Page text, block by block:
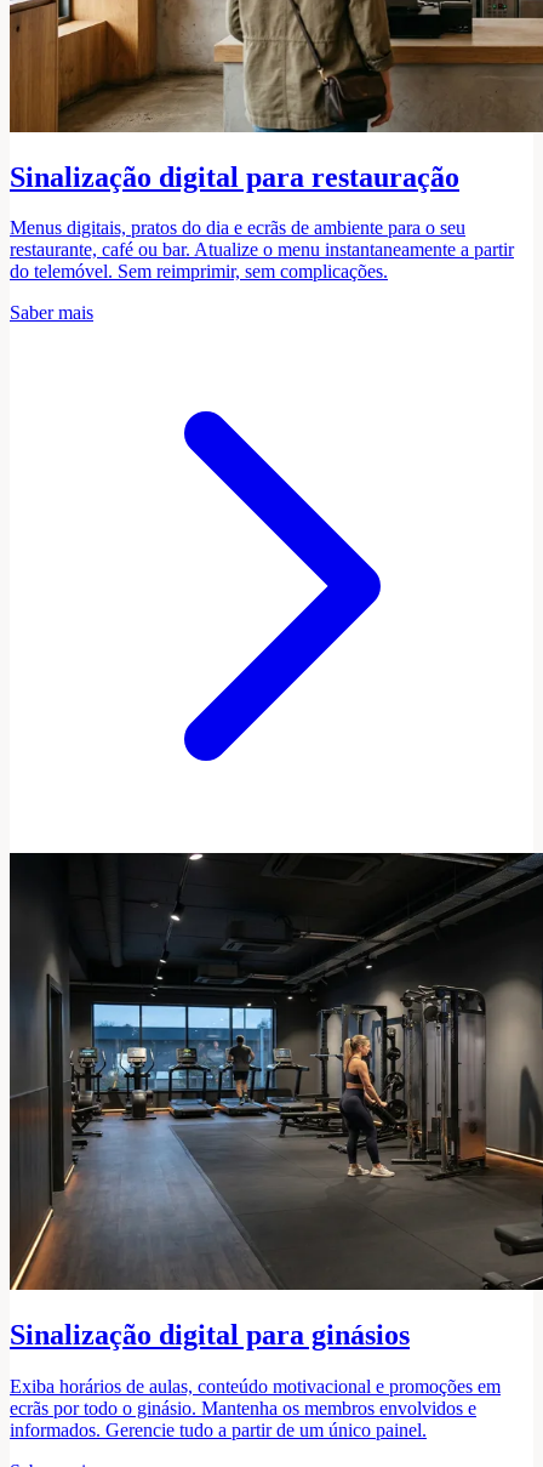
Sinalização digital para restauração
Menus digitais, pratos do dia e ecrãs de ambiente para o seu
restaurante, café ou bar. Atualize o menu instantaneamente a partir
do telemóvel. Sem reimprimir, sem complicações.
Saber mais
Sinalização digital para ginásios
Exiba horários de aulas, conteúdo motivacional e promoções em
ecrãs por todo o ginásio. Mantenha os membros envolvidos e
informados. Gerencie tudo a partir de um único painel.